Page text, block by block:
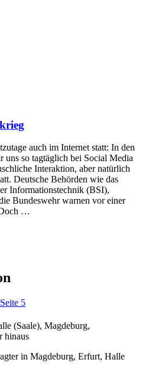
auch im Internet statt: In den
so tagtäglich bei Social Media
Interaktion, aber natürlich
Deutsche Behörden wie das
Informationstechnik (BSI),
Bundeswehr warnen vor einer
…
Seite 5
(Saale), Magdeburg,
hinaus
in Magdeburg, Erfurt, Halle